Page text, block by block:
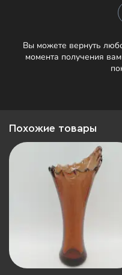
Вы можете вернуть
момента получения
Похожие товары